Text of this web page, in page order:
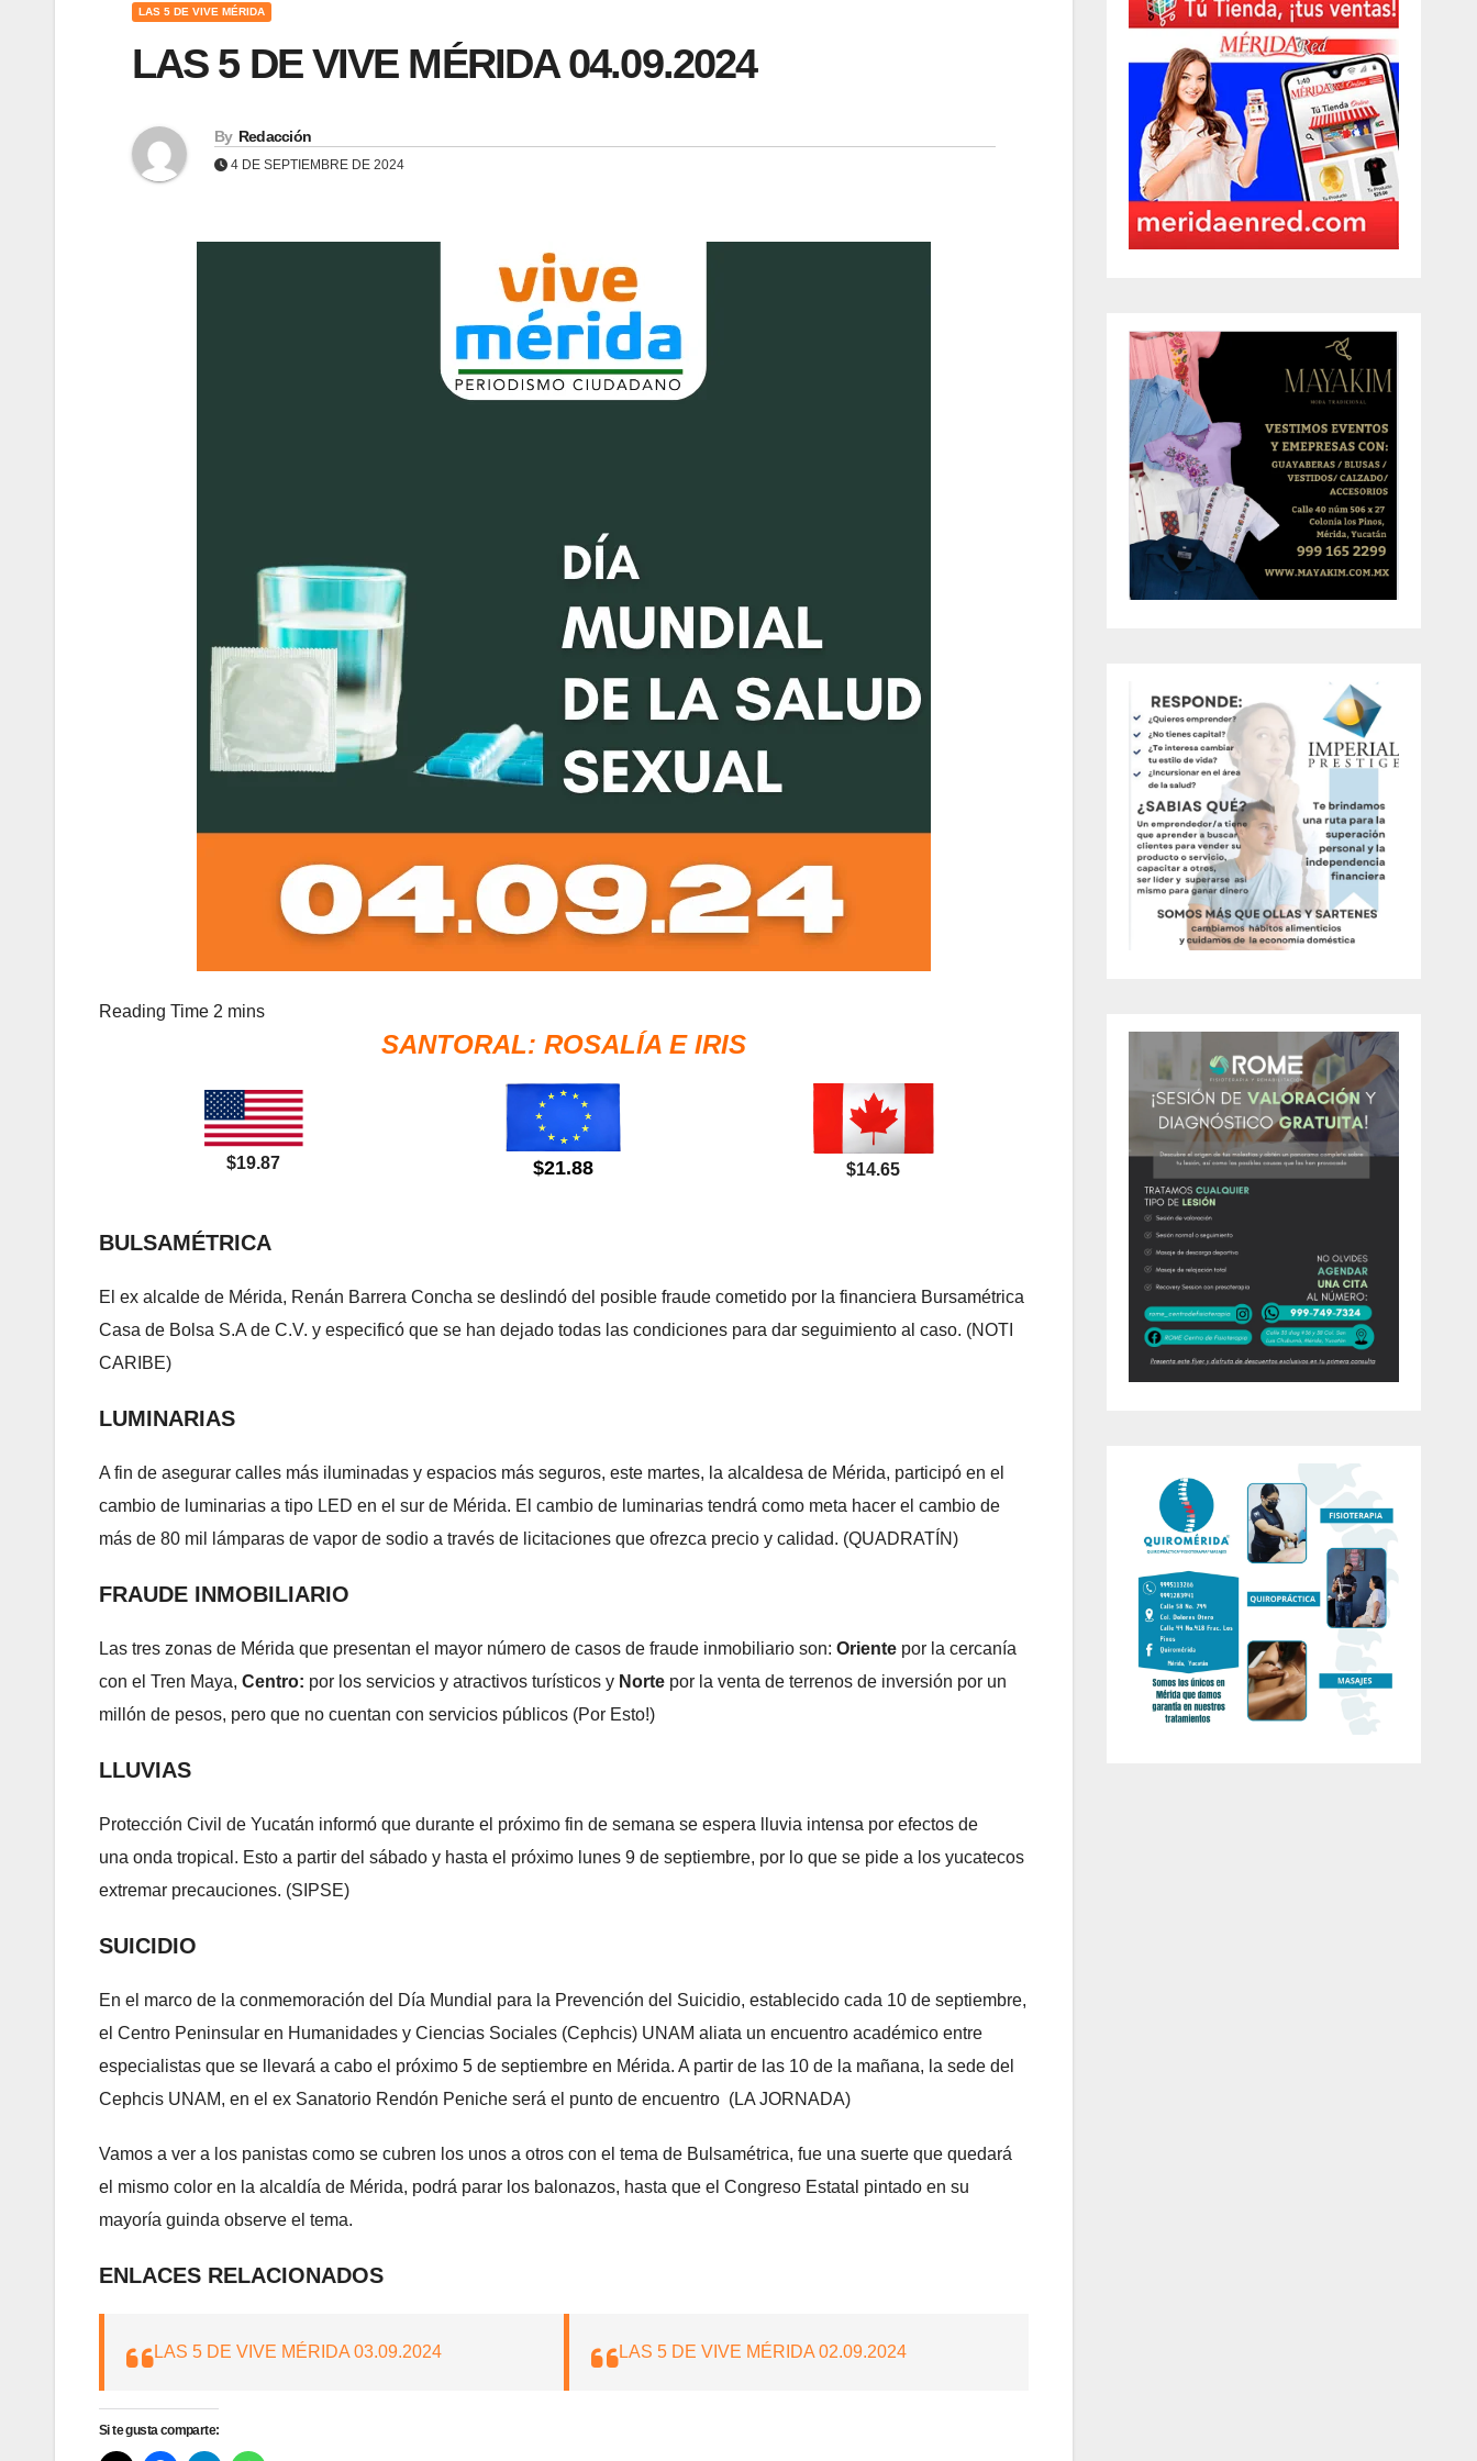
LAS 5 DE VIVE MÉRIDA
LAS 5 DE VIVE MÉRIDA 04.09.2024
By Redacción
4 DE SEPTIEMBRE DE 2024
SANTORAL: ROSALÍA E IRIS
$19.87 $21.88 $14.65
BULSAMÉTRICA
El ex alcalde de Mérida, Renán Barrera Concha se deslindó del posible fraude cometido por la financiera Bursamétrica
Casa de Bolsa S.A de C.V. y especificó que se han dejado todas las condiciones para dar seguimiento al caso. (NOTI
CARIBE)
LUMINARIAS
A fin de asegurar calles más iluminadas y espacios más seguros, este martes, la alcaldesa de Mérida, participó en el
cambio de luminarias a tipo LED en el sur de Mérida. El cambio de luminarias tendrá como meta hacer el cambio de
más de 80 mil lámparas de vapor de sodio a través de licitaciones que ofrezca precio y calidad. (QUADRATÍN)
FRAUDE INMOBILIARIO
Las tres zonas de Mérida que presentan el mayor número de casos de fraude inmobiliario son: Oriente por la cercanía
con el Tren Maya, Centro: por los servicios y atractivos turísticos y Norte por la venta de terrenos de inversión por un
millón de pesos, pero que no cuentan con servicios públicos (Por Esto!)
LLUVIAS
Protección Civil de Yucatán informó que durante el próximo fin de semana se espera lluvia intensa por efectos de
una onda tropical. Esto a partir del sábado y hasta el próximo lunes 9 de septiembre, por lo que se pide a los yucatecos
extremar precauciones. (SIPSE)
SUICIDIO
En el marco de la conmemoración del Día Mundial para la Prevención del Suicidio, establecido cada 10 de septiembre,
el Centro Peninsular en Humanidades y Ciencias Sociales (Cephcis) UNAM aliata un encuentro académico entre
especialistas que se llevará a cabo el próximo 5 de septiembre en Mérida. A partir de las 10 de la mañana, la sede del
Cephcis UNAM, en el ex Sanatorio Rendón Peniche será el punto de encuentro (LA JORNADA)
Vamos a ver a los panistas como se cubren los unos a otros con el tema de Bulsamétrica, fue una suerte que quedará
el mismo color en la alcaldía de Mérida, podrá parar los balonazos, hasta que el Congreso Estatal pintado en su
mayoría guinda observe el tema.
ENLACES RELACIONADOS
LAS 5 DE VIVE MÉRIDA 03.09.2024 LAS 5 DE VIVE MÉRIDA 02.09.2024
Si te gusta comparte: